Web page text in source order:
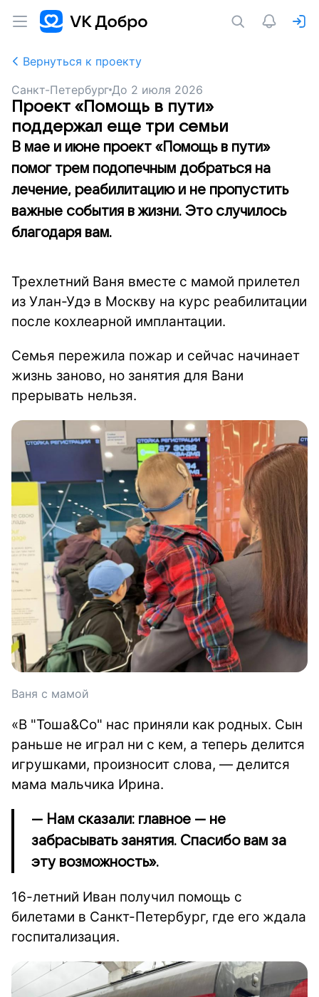
Вернуться к проекту
Санкт-Петербург До 2 июля 2026
Проект «Помощь в пути»
поддержал еще три семьи
В мае и июне проект «Помощь в пути»
помог трем подопечным добраться на
лечение, реабилитацию и не пропустить
важные события в жизни. Это случилось
благодаря вам.
Трехлетний Ваня вместе с мамой прилетел
из Улан-Удэ в Москву на курс реабилитации
после кохлеарной имплантации.
Семья пережила пожар и сейчас начинает
жизнь заново, но занятия для Вани
прерывать нельзя.
Ваня с мамой
«В "Тоша&Со" нас приняли как родных. Сын
раньше не играл ни с кем, а теперь делится
игрушками, произносит слова, — делится
мама мальчика Ирина.
— Нам сказали: главное — не
забрасывать занятия. Спасибо вам за
эту возможность».
16-летний Иван получил помощь с
билетами в Санкт-Петербург, где его ждала
госпитализация.